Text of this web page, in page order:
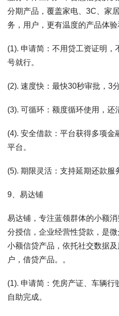
分期产品，覆盖家电、3C、家
务，用户，更有温度的产品体验
(1). 申请简：不用贷工资证明
号就行。
(2). 速度快：最快30秒审批，3
(3). 可循环：额度循环使用，还
(4). 安全借款：平台获得多项金
平台。
(5). 期限灵活：支持延期还款服
9、易达铺
易达铺，专注蓝领群体的小额
分授信，企业经营性贷款，是
小额信贷产品，依托社交数据
户，借贷产品。。
(1). 申请简：凭房产证、车辆行
自助完成。